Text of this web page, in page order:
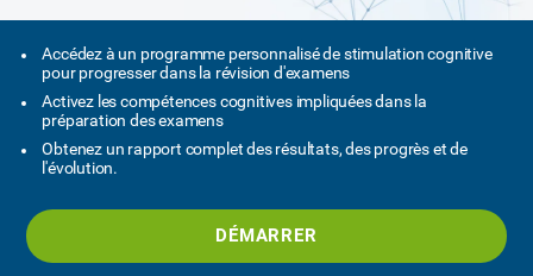
Accédez à un programme personnalisé de stimulation cognitive
pour progresser dans la révision d'examens
Activez les compétences cognitives impliquées dans la
préparation des examens
Obtenez un rapport complet des résultats, des progrès et de
l'évolution.
DÉMARRER